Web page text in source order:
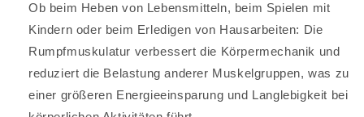
Ob beim Heben von Lebensmitteln, beim Spielen mit
Kindern oder beim Erledigen von Hausarbeiten: Die
Rumpfmuskulatur verbessert die Körpermechanik und
reduziert die Belastung anderer Muskelgruppen, was zu
einer größeren Energieeinsparung und Langlebigkeit bei